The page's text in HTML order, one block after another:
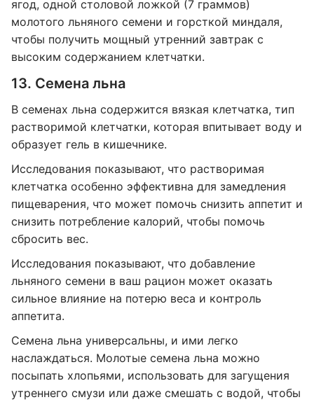
ягод, одной столовой ложкой (7 граммов)
молотого льняного семени и горсткой миндаля,
чтобы получить мощный утренний завтрак с
высоким содержанием клетчатки.
13. Семена льна
В семенах льна содержится вязкая клетчатка, тип
растворимой клетчатки, которая впитывает воду и
образует гель в кишечнике.
Исследования показывают, что растворимая
клетчатка особенно эффективна для замедления
пищеварения, что может помочь снизить аппетит и
снизить потребление калорий, чтобы помочь
сбросить вес.
Исследования показывают, что добавление
льняного семени в ваш рацион может оказать
сильное влияние на потерю веса и контроль
аппетита.
Семена льна универсальны, и ими легко
наслаждаться. Молотые семена льна можно
посыпать хлопьями, использовать для загущения
утреннего смузи или даже смешать с водой, чтобы